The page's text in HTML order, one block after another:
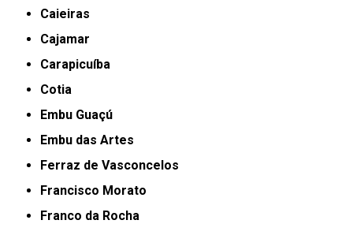
Caieiras
Cajamar
Carapicuíba
Cotia
Embu Guaçú
Embu das Artes
Ferraz de Vasconcelos
Francisco Morato
Franco da Rocha